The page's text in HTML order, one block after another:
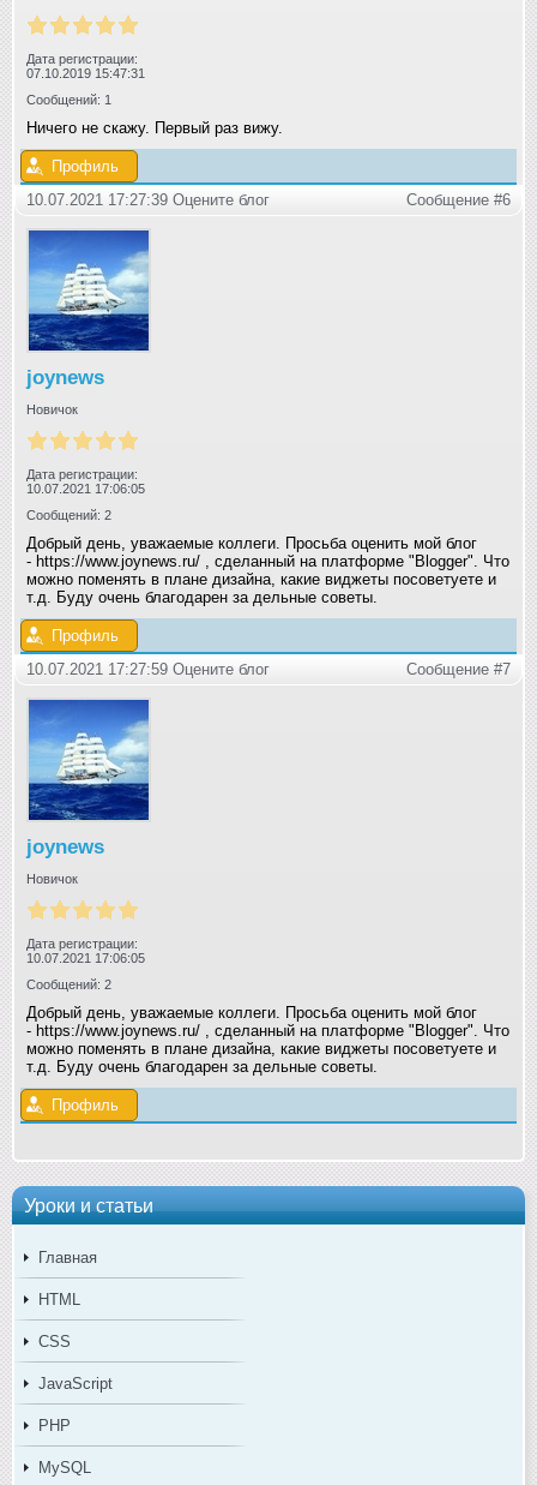
Уроки и статьи
Главная
HTML
CSS
JavaScript
PHP
MySQL
Дата регистрации:
07.10.2019 15:47:31
Сообщений: 1
Ничего не скажу. Первый раз вижу.
Профиль
10.07.2021 17:27:39 Оцените блог
Сообщение #6
joynews
Новичок
Дата регистрации:
10.07.2021 17:06:05
Сообщений: 2
Добрый день, уважаемые коллеги. Просьба оценить мой блог
- https://www.joynews.ru/ , сделанный на платформе "Blogger". Что
можно поменять в плане дизайна, какие виджеты посоветуете и
т.д. Буду очень благодарен за дельные советы.
Профиль
10.07.2021 17:27:59 Оцените блог
Сообщение #7
joynews
Новичок
Дата регистрации:
10.07.2021 17:06:05
Сообщений: 2
Добрый день, уважаемые коллеги. Просьба оценить мой блог
- https://www.joynews.ru/ , сделанный на платформе "Blogger". Что
можно поменять в плане дизайна, какие виджеты посоветуете и
т.д. Буду очень благодарен за дельные советы.
Профиль